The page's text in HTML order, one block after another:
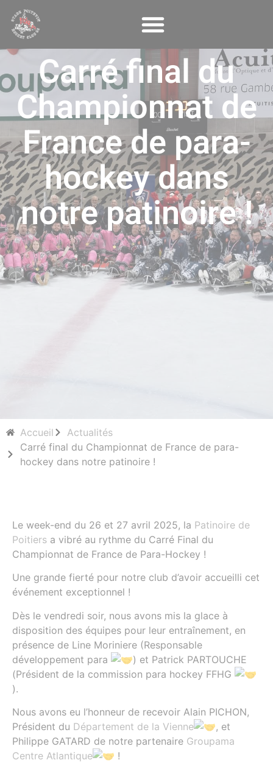
Carré final du
Championnat de
France de para-
hockey dans
notre patinoire !
Accueil
Actualités
Carré final du Championnat de France de para-
hockey dans notre patinoire !
Le week-end du 26 et 27 avril 2025, la Patinoire de
Poitiers a vibré au rythme du Carré Final du
Championnat de France de Para-Hockey !
Une grande fierté pour notre club d’avoir accueilli cet
événement exceptionnel !
Dès le vendredi soir, nous avons mis la glace à
disposition des équipes pour leur entraînement, en
présence de Line Moriniere (Responsable
développement para
) et Patrick PARTOUCHE
(Président de la commission para hockey FFHG
).
Nous avons eu l’honneur de recevoir Alain PICHON,
Président du Département de la Vienne
, et
Philippe GATARD de notre partenaire Groupama
Centre Atlantique
!
Panneau de gestion des cookies